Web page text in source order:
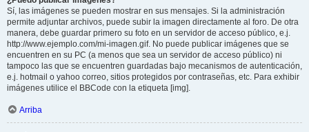
Sí, las imágenes se pueden mostrar en sus mensajes. Si la administración
permite adjuntar archivos, puede subir la imagen directamente al foro. De otra
manera, debe guardar primero su foto en un servidor de acceso público, e.j.
http://www.ejemplo.com/mi-imagen.gif. No puede publicar imágenes que se
encuentren en su PC (a menos que sea un servidor de acceso público) ni
tampoco las que se encuentren guardadas bajo mecanismos de autenticación,
e.j. hotmail o yahoo correo, sitios protegidos por contraseñas, etc. Para exhibir
imágenes utilice el BBCode con la etiqueta [img].
Arriba